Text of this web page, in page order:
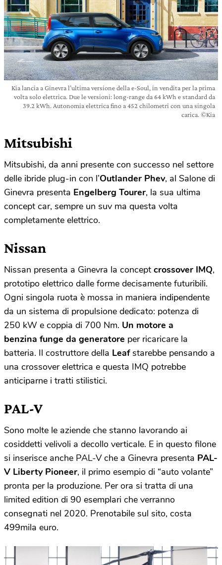
Kia lancia a Ginevra l’ultima versione della e-Soul, in vendita per la prima
volta solo elettrica. Due le versioni: long-range da 64 kWh e standard da
39.2 kWh. Autonomia elettrica fino a 452 chilometri con una singola
carica. ©Kia
Mitsubishi
Mitsubishi, da anni presente con successo nel settore
delle ibride plug-in con l’Outlander Phev, al Salone di
Ginevra presenta Engelberg Tourer, la sua ultima
concept car, sempre un suv ma questa volta
completamente elettrico.
Nissan
Nissan presenta a Ginevra la concept crossover IMQ,
prototipo elettrico dalle forme decisamente futuribili.
Ogni singola ruota è mossa in maniera indipendente
da un sistema di propulsione dedicato: potenza di
250 kW e coppia di 700 Nm. Un motore a
benzina funge da generatore per ricaricare la
batteria. Il costruttore della Leafstarebbe pensando a
una crossover elettrica e questa IMQ potrebbe
anticiparne i tratti stilistici.
PAL-V
Sono molte le aziende che stanno lavorando ai
cosiddetti velivoli a decollo verticale. E in questo filone
si inserisce anche PAL-V che a Ginevra presenta PAL-
V Liberty Pioneer, il primo esempio di “auto volante”
pronta per la produzione. Per ora si tratta di una
limited edition di 90 esemplari che verranno
consegnati nel 2020. Prenotabile sul sito, costa
499mila euro.